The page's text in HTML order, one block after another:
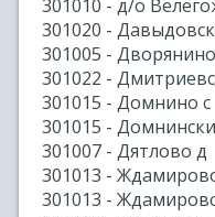
301010 - д/о
301020 -
301005 -
301022 -
301015 - Домнино с
301015 -
301007 - Дятлово д
301013 -
301013 -